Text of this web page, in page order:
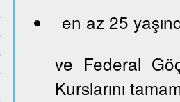
en az 25
ve Federal
Kurslarını